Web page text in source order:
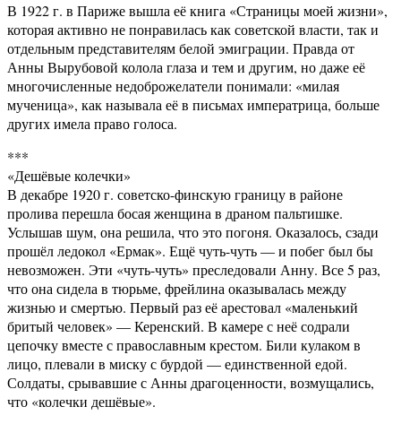
В 1922 г. в Париже вышла её книга «Страницы моей жизни»,
которая активно не понравилась как советской власти, так и
отдельным представителям белой эмиграции. Правда от
Анны Вырубовой колола глаза и тем и другим, но даже её
многочисленные недоброжелатели понимали: «милая
мученица», как называла её в письмах императрица, больше
других имела право голоса.
***
«Дешёвые колечки»
В декабре 1920 г. советско-финскую границу в районе
пролива перешла босая женщина в драном пальтишке.
Услышав шум, она решила, что это погоня. Оказалось, сзади
прошёл ледокол «Ермак». Ещё чуть-чуть — и побег был бы
невозможен. Эти «чуть-чуть» преследовали Анну. Все 5 раз,
что она сидела в тюрьме, фрейлина оказывалась между
жизнью и смертью. Первый раз её арестовал «маленький
бритый человек» — Керенский. В камере с неё содрали
цепочку вместе с православным крестом. Били кулаком в
лицо, плевали в миску с бурдой — единственной едой.
Солдаты, срывавшие с Анны драгоценности, возмущались,
что «колечки дешёвые».